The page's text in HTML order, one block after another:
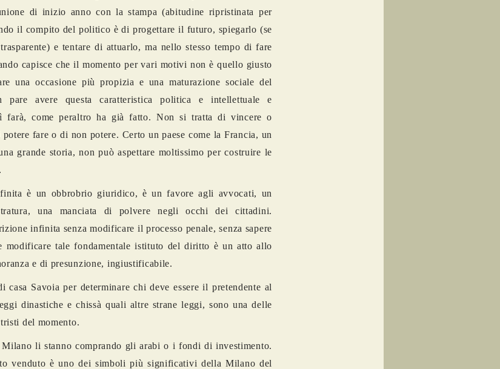
di inizio anno con la stampa (abitudine ripristinata per
il compito del politico è di progettare il futuro, spiegarlo (se
e tentare di attuarlo, ma nello stesso tempo di fare
capisce che il momento per vari motivi non è quello giusto
una occasione più propizia e una maturazione sociale del
pare avere questa caratteristica politica e intellettuale e
farà, come peraltro ha già fatto. Non si tratta di vincere o
fare o di non potere. Certo un paese come la Francia, un
grande storia, non può aspettare moltissimo per costruire le
è un obbrobrio giuridico, è un favore agli avvocati, un
una manciata di polvere negli occhi dei cittadini.
infinita senza modificare il processo penale, senza sapere
modificare tale fondamentale istituto del diritto è un atto allo
e di presunzione, ingiustificabile.
casa Savoia per determinare chi deve essere il pretendente al
dinastiche e chissà quali altre strane leggi, sono una delle
del momento.
li stanno comprando gli arabi o i fondi di investimento.
venduto è uno dei simboli più significativi della Milano del